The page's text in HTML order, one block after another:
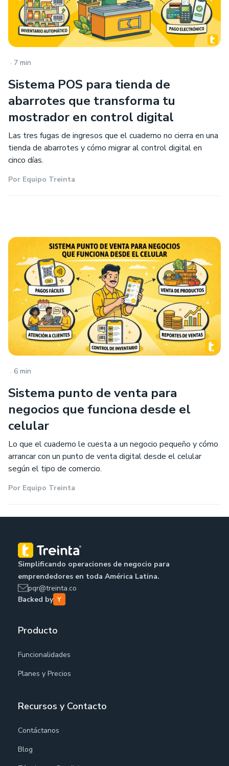
. 7 min
Sistema POS para tienda de
abarrotes que transforma tu
mostrador en control digital
Las tres fugas de ingresos que el cuaderno no cierra en una
tienda de abarrotes y cómo migrar al control digital en
cinco días.
Por Equipo Treinta
. 6 min
Sistema punto de venta para
negocios que funciona desde el
celular
Lo que el cuaderno le cuesta a un negocio pequeño y cómo
arrancar con un punto de venta digital desde el celular
según el tipo de comercio.
Por Equipo Treinta
Simplificando operaciones de negocio para
emprendedores en toda América Latina.
pqr@treinta.co
Backed by
Producto
Funcionalidades
Planes y Precios
Recursos y Contacto
Contáctanos
Blog